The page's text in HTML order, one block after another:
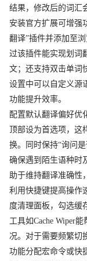
结果，修改后的词汇
安装官方扩展可增强
翻译”插件并添加至
过该插件能实现划
文；还支持双击单词
设置中可以自定义源
功能提升效率。
配置默认翻译偏好优
顶部设为首选项，
换。同时保持“询问
确保遇到陌生语种时
助于维持翻译准确性
利用快捷键提高操作
度清理面板，勾选缓
工具如Cache Wiper
况。对于需要频繁切
功能分配宏命令或快